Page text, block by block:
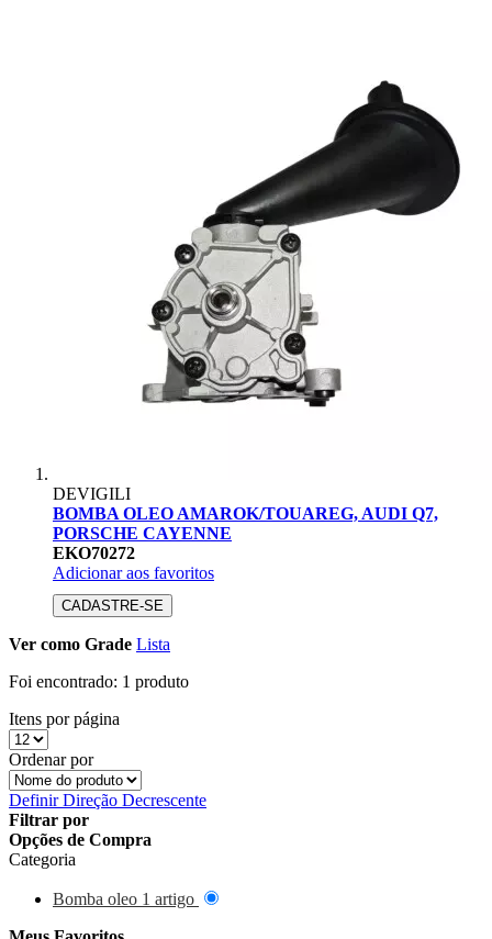
DEVIGILI
BOMBA OLEO AMAROK/TOUAREG, AUDI Q7,
PORSCHE CAYENNE
EKO70272
Adicionar aos favoritos
CADASTRE-SE
Ver como Grade Lista
Foi encontrado: 1 produto
Itens por página
Ordenar por
Definir Direção Decrescente
Filtrar por
Opções de Compra
Categoria
Bomba oleo 1 artigo